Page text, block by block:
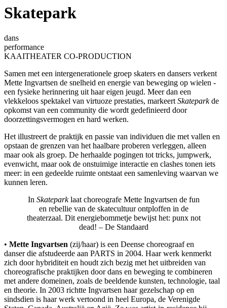
Skatepark
dans
performance
KAAITHEATER CO-PRODUCTION
Samen met een intergenerationele groep skaters en dansers verkent
Mette Ingvartsen de snelheid en energie van beweging op wielen -
een fysieke herinnering uit haar eigen jeugd. Meer dan een
vlekkeloos spektakel van virtuoze prestaties, markeert Skateparkde
opkomst van een community die wordt gedefinieerd door
doorzettingsvermogen en hard werken.
Het illustreert de praktijk en passie van individuen die met vallen en
opstaan de grenzen van het haalbare proberen verleggen, alleen
maar ook als groep. De herhaalde pogingen tot tricks, jumpwerk,
evenwicht, maar ook de onstuimige interactie en clashes tonen iets
meer: in een gedeelde ruimte ontstaat een samenleving waarvan we
kunnen leren.
In Skateparklaat choreografe Mette Ingvartsen de fun
en rebellie van de skatecultuur ontploffen in de
theaterzaal. Dit energiebommetje bewijst het: punx not
dead! – De Standaard
• Mette Ingvartsen (zij/haar) is een Deense choreograaf en
danser die afstudeerde aan PARTS in 2004. Haar werk kenmerkt
zich door hybriditeit en houdt zich bezig met het uitbreiden van
choreografische praktijken door dans en beweging te combineren
met andere domeinen, zoals de beeldende kunsten, technologie, taal
en theorie. In 2003 richtte Ingvartsen haar gezelschap op en
sindsdien is haar werk vertoond in heel Europa, de Verenigde